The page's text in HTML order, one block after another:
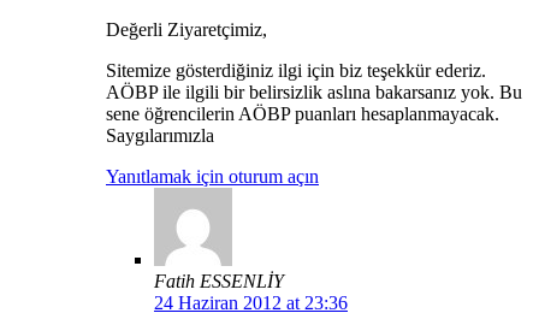
Değerli Ziyaretçimiz,
Sitemize gösterdiğiniz ilgi için biz teşekkür ederiz.
AÖBP ile ilgili bir belirsizlik aslına bakarsanız yok. Bu
sene öğrencilerin AÖBP puanları hesaplanmayacak.
Saygılarımızla
Yanıtlamak için oturum açın
Fatih ESSENLİY
24 Haziran 2012 at 23:36